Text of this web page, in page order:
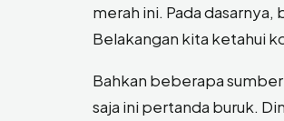
merah ini. Pada
Belakangan kita ketahui
Bahkan beberapa
saja ini pertanda buruk.